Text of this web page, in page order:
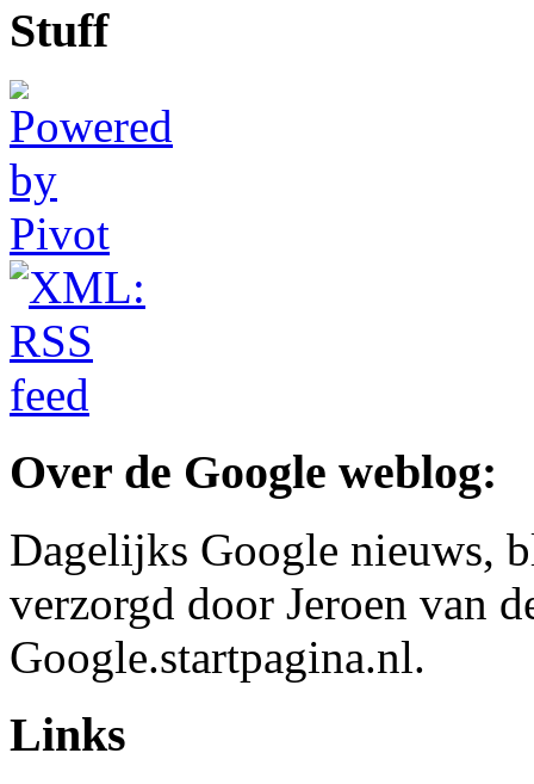
Stuff
Over de Google weblog:
Dagelijks Google nieuws,
verzorgd door Jeroen van
Google.startpagina.nl.
Links